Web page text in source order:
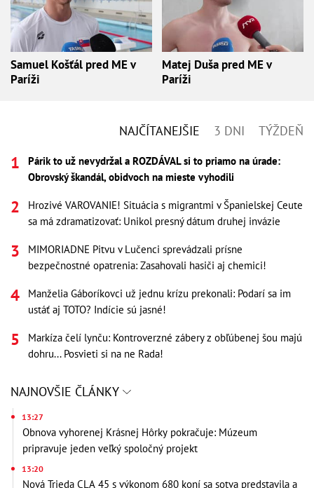
Samuel Košťál pred ME v
Paríži
Matej Duša pred ME v
Paríži
NAJČÍTANEJŠIE 3 DNI TÝŽDEŇ
Párik to už nevydržal a ROZDÁVAL si to priamo na úrade:
Obrovský škandál, obidvoch na mieste vyhodili
Hrozivé VAROVANIE! Situácia s migrantmi v Španielskej Ceute
sa má zdramatizovať: Unikol presný dátum druhej invázie
MIMORIADNE Pitvu v Lučenci sprevádzali prísne
bezpečnostné opatrenia: Zasahovali hasiči aj chemici!
Manželia Gáboríkovci už jednu krízu prekonali: Podarí sa im
ustáť aj TOTO? Indície sú jasné!
Markíza čelí lynču: Kontroverzné zábery z obľúbenej šou majú
dohru... Posvieti si na ne Rada!
NAJNOVŠIE ČLÁNKY
13:27
Obnova vyhorenej Krásnej Hôrky pokračuje: Múzeum
pripravuje jeden veľký spoločný projekt
13:20
Nová Trieda CLA 45 s výkonom 680 koní sa sotva predstavila a